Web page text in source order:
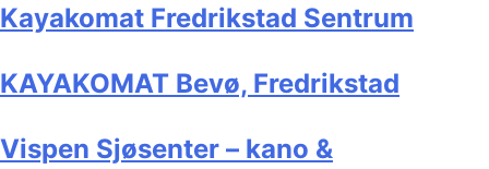
Kayakomat Fredrikstad Sentrum
KAYAKOMAT Bevø, Fredrikstad
Vispen Sjøsenter – kano &